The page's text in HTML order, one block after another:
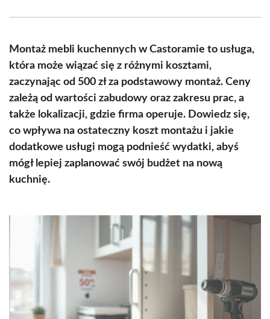
(Twitter)
Montaż mebli kuchennych w Castoramie to usługa,
która może wiązać się z różnymi kosztami,
zaczynając od 500 zł za podstawowy montaż. Ceny
zależą od wartości zabudowy oraz zakresu prac, a
także lokalizacji, gdzie firma operuje. Dowiedz się,
co wpływa na ostateczny koszt montażu i jakie
dodatkowe usługi mogą podnieść wydatki, abyś
mógł lepiej zaplanować swój budżet na nową
kuchnię.